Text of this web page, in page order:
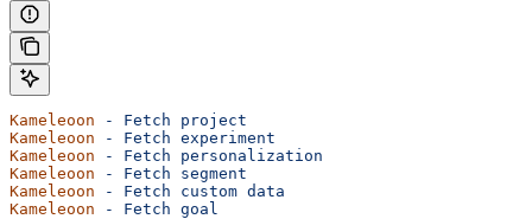
Kameleoon - Fetch project
Kameleoon - Fetch experiment
Kameleoon - Fetch personalization
Kameleoon - Fetch segment
Kameleoon - Fetch custom data
Kameleoon - Fetch goal